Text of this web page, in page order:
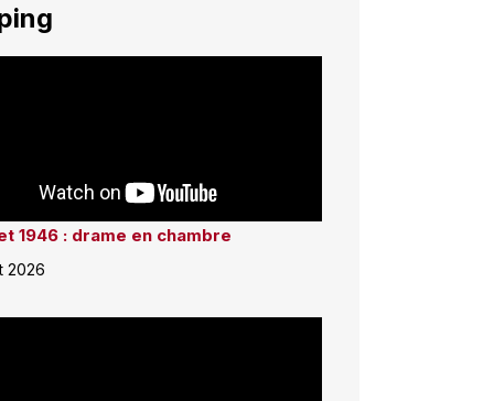
1946 : drame en chambre
2026